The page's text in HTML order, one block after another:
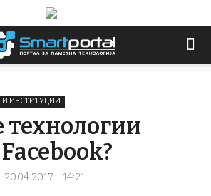
ИНСТИТУЦИИ
технологии
20.04.2017 - 14:21